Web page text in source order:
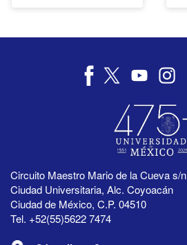
Circuito Maestro Mario de la Cueva s/n
Ciudad Universitaria, Alc. Coyoacán
Ciudad de México, C.P. 04510
Tel. +52(55)5622 7474